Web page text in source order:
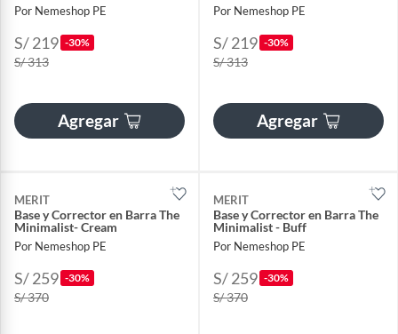
Por Nemeshop PE
S/ 219 -30%
S/ 313
Agregar
Por Nemeshop PE
S/ 219 -30%
S/ 313
Agregar
MERIT
Base y Corrector en Barra The
Minimalist- Cream
Por Nemeshop PE
S/ 259 -30%
S/ 370
MERIT
Base y Corrector en Barra The
Minimalist - Buff
Por Nemeshop PE
S/ 259 -30%
S/ 370